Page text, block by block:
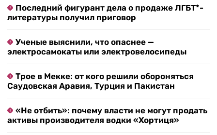
Последний фигурант дела о продаже ЛГБТ*-
литературы получил приговор
Ученые выяснили, что опаснее —
электросамокаты или электровелосипеды
Трое в Мекке: от кого решили обороняться
Саудовская Аравия, Турция и Пакистан
«Не отбить»: почему власти не могут продать
активы производителя водки «Хортиця»